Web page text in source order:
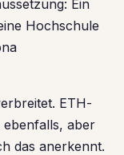
Ein
Hochschule
ETH-
ebenfalls, aber
das anerkennt.